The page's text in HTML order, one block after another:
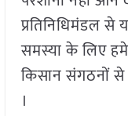
प्रतिनिधिमंडल से
समस्या के लिए
किसान संगठनों से
।